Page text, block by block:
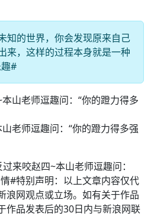
知的世界，你会发现原来自己
来，这样的过程本身就是一种
#
老师逗趣问：“你的蹬力得多强
来咬赵四~本山老师逗趣问：
#特别声明：以上文章内容仅代
浪网观点或立场。如有关于作品
作品发表后的30日内与新浪网联